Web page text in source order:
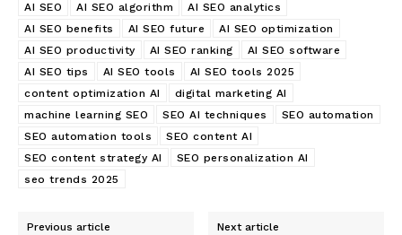
AI SEO
AI SEO algorithm
AI SEO analytics
AI SEO benefits
AI SEO future
AI SEO optimization
AI SEO productivity
AI SEO ranking
AI SEO software
AI SEO tips
AI SEO tools
AI SEO tools 2025
content optimization AI
digital marketing AI
machine learning SEO
SEO AI techniques
SEO automation
SEO automation tools
SEO content AI
SEO content strategy AI
SEO personalization AI
seo trends 2025
Previous article Next article